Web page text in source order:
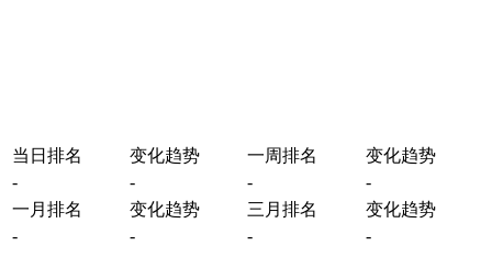
当日排名 变化趋势 一周排名
变化趋势
-
- -
-
一月排名
变化趋势 三月排名
变化趋势
-
- - -